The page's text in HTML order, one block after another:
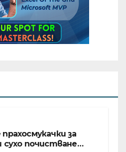
прахосмукачки за
сухо почистване